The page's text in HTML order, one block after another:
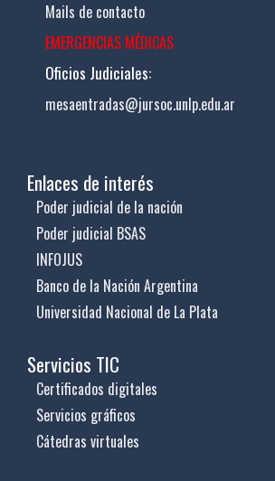
Mails de contacto
EMERGENCIAS MÉDICAS
Oficios Judiciales:
mesaentradas@jursoc.unlp.edu.ar
Enlaces de interés
Poder judicial de la nación
Poder judicial BSAS
INFOJUS
Banco de la Nación Argentina
Universidad Nacional de La Plata
Servicios TIC
Certificados digitales
Servicios gráficos
Cátedras virtuales